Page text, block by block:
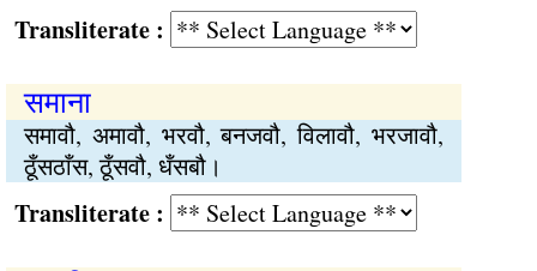
:
समाना
समावौ, अमावौ, भरवौ, बनजवौ, विलावौ, भरजावौ,
ठूँसठाँस, ठूँसवौ, धँसबौ।
: